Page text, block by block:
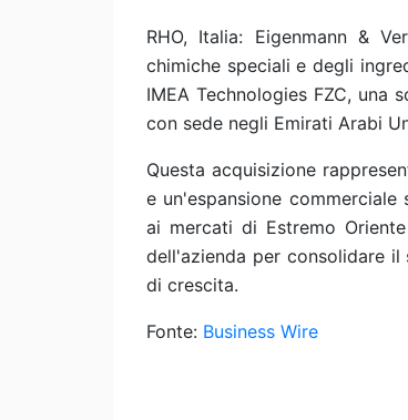
RHO, Italia: Eigenmann &
chimiche speciali e degli
IMEA Technologies FZC, una
con sede negli Emirati Arabi
Questa acquisizione
e un'espansione
ai mercati di Estremo
dell'azienda per consolidare
di crescita.
Fonte: Business Wire